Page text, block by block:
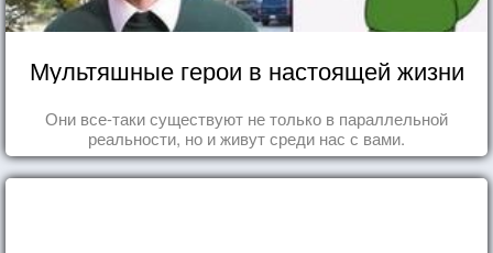
Мультяшные герои в настоящей жизни
Они все-таки существуют не только в параллельной
реальности, но и живут среди нас с вами.